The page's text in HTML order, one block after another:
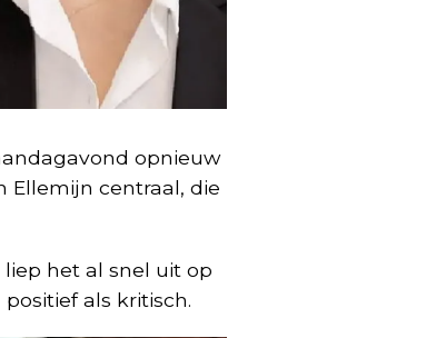
opnieuw
Ellemijn centraal, die
het al snel uit op
als kritisch.